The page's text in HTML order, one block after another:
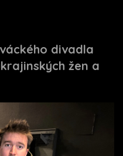
divadla
žen a